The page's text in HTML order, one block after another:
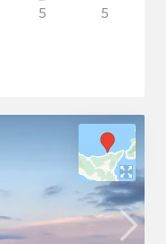
5 5